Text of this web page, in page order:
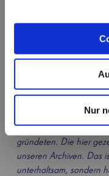
Nur
mehr weg. Morgen
Regisseur und
dem uns seitdem eine
manchmal ist sie auch
Jahr 2000, als Thekla
gründeten. Die hier
unseren Archiven. Das
unterhaltsam, sondern